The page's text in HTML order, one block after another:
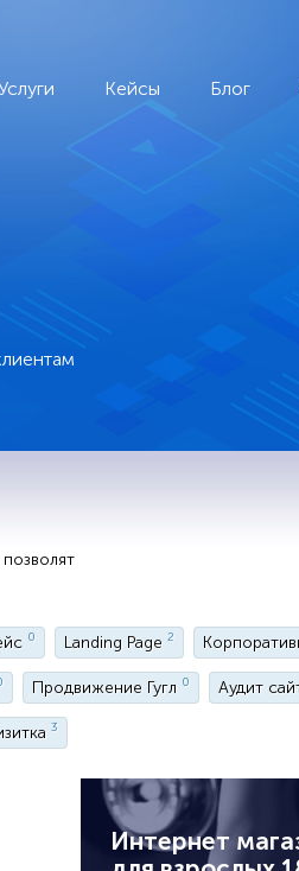
Кейсы Блог
0 Landing Page 2
Продвижение Гугл 0 Аудит
3
Интернет